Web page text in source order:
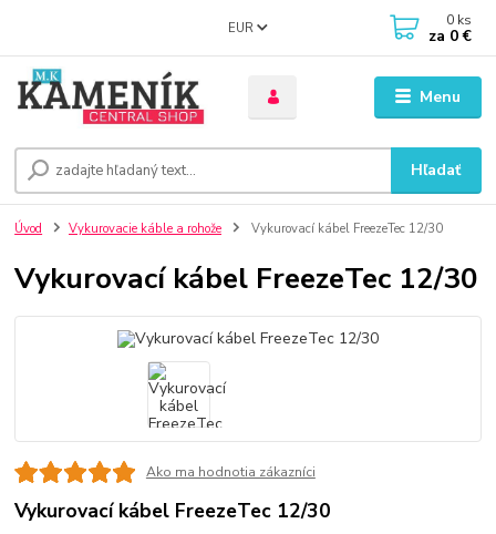
Menu
EUR
Hľadať
0 ks
za 0 €
Úvod Vykurovacie káble a rohože Vykurovací kábel FreezeTec 12/30
Vykurovací kábel FreezeTec 12/30
Ako ma hodnotia zákazníci
Vykurovací kábel FreezeTec 12/30